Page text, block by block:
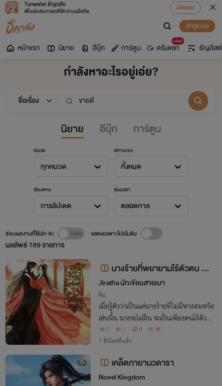
Tunwalai ธัญวลัย
เพื่อประสบการณ์ที่ดีกว่าบนมือถือ
เปิดแอป
เข้าสู่ระบบ
หน้าแรก นิยาย อีบุ๊ก การ์ตูน
มาใหม่
ดรีมแชท ธัญลิสต์
กำลังหาอะไรอยู่เอ่ย?
นิยาย อีบุ๊ก การ์ตูน
หมวด
ทุกหมวด
สถานะจบ
ทั้งหมด
เรียงตาม
การอัปเดต
ช่วงเวลา
ตลอดกาล
ผลลัพธ์189รายการ
ซ่อนผลงานที่ใช้ปก AI แสดงเฉพาะโปรโมชัน
นางร้ายที่พยายามไร้ตัวตน 故
意隐身的女反派
Jiratha นักเขียนสายเมา
จีน
เมื่อรู้ตัวว่าเป็นแค่นางร้ายที่ไม่มีทางสมหวัง
เช่นนั้น นางจะไม่ฝืน จะเป็นเพียงคนไร้ตัวตน
จืดจางราวอากาศ
7 1 0 36
1 ชั่วโมงที่แล้ว
เคล็ดกายานวดารา
Novel Kingdom